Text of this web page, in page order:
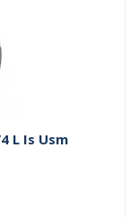
L Is Usm